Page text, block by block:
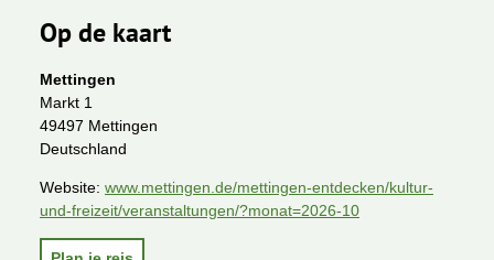
Op de kaart
Mettingen
Markt 1
49497 Mettingen
Deutschland
Website: www.mettingen.de/mettingen-entdecken/kultur-
und-freizeit/veranstaltungen/?monat=2026-10